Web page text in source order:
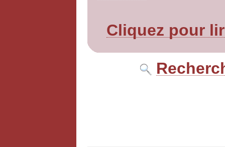
Cliquez pour